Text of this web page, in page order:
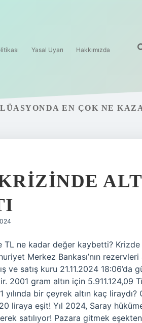
Yasal Uyarı Hakkımızda
EN ÇOK NE
TL ne kadar değer kaybetti? Krizde
Merkez Bankası’nın
ve satış kuru 21.11.2024
2001 gram altın için 5.911.124,09
yılında bir çeyrek altın kaç
liraya eşit! Yıl 2024, Saray
satılıyor! Pazara gitmek